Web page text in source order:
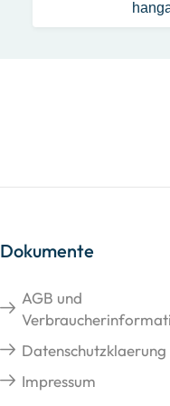
Dokumente
AGB und
Datenschutzklaerung
Impressum